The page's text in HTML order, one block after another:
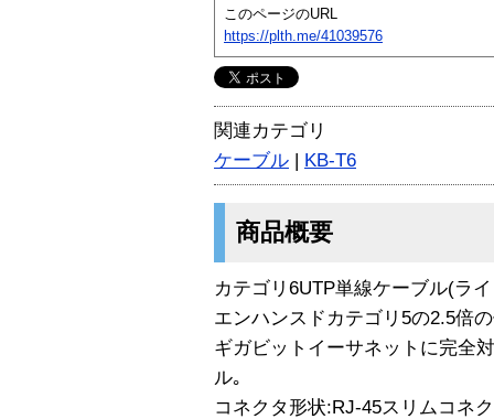
このページのURL
https://plth.me/41039576
関連カテゴリ
ケーブル | KB-T6
商品概要
カテゴリ6UTP単線ケーブル(ラ
エンハンスドカテゴリ5の2.5倍
ギガビットイーサネットに完全
ル｡
コネクタ形状:RJ-45スリムコネ